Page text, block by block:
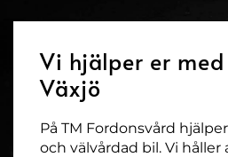
Vi hjälper er
Växjö
På TM Fordonsvård
och välvårdad bil. Vi